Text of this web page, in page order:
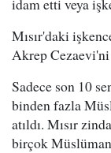
idam etti veya
Mısır'daki
Akrep
Sadece son 10
binden fazla
atıldı. Mısır
birçok